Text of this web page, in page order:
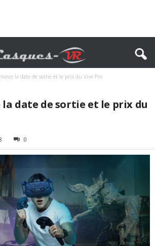
la date de sortie et le prix du Vive Pro
la date de sortie et le prix du
0